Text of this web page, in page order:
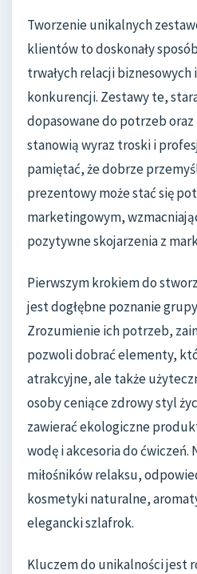
Tworzenie unikalnych
klientów to doskonały
trwałych relacji biznesowych
konkurencji. Zestawy te,
dopasowane do potrzeb
stanowią wyraz troski i
pamiętać, że dobrze
prezentowy może stać się
marketingowym,
pozytywne skojarzenia z
Pierwszym krokiem do
jest dogłębne poznanie
Zrozumienie ich potrzeb,
pozwoli dobrać elementy,
atrakcyjne, ale także
osoby ceniące zdrowy styl
zawierać ekologiczne
wodę i akcesoria do ćwiczeń.
miłośników relaksu,
kosmetyki naturalne,
elegancki szlafrok.
Kluczem do unikalności jest